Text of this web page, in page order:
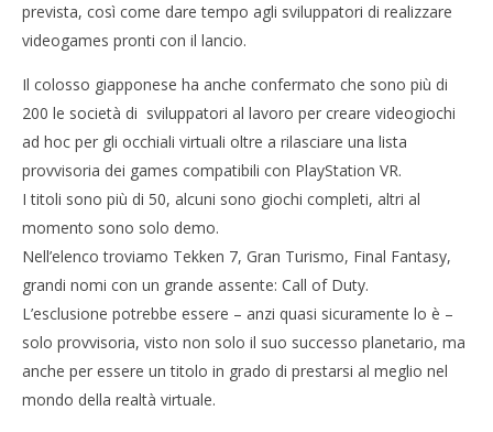
prevista, così come dare tempo agli sviluppatori di realizzare
videogames pronti con il lancio.
Il colosso giapponese ha anche confermato che sono più di
200 le società di sviluppatori al lavoro per creare videogiochi
ad hoc per gli occhiali virtuali oltre a rilasciare una lista
provvisoria dei games compatibili con PlayStation VR.
I titoli sono più di 50, alcuni sono giochi completi, altri al
momento sono solo demo.
Nell’elenco troviamo Tekken 7, Gran Turismo, Final Fantasy,
grandi nomi con un grande assente: Call of Duty.
L’esclusione potrebbe essere – anzi quasi sicuramente lo è –
solo provvisoria, visto non solo il suo successo planetario, ma
anche per essere un titolo in grado di prestarsi al meglio nel
mondo della realtà virtuale.